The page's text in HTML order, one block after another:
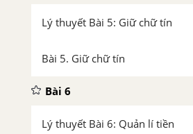
Lý thuyết Bài 5: Giữ chữ tín
Bài 5. Giữ chữ tín
Bài 6
Lý thuyết Bài 6: Quản lí tiền